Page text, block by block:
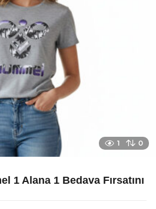
1 0
1 Alana 1 Bedava Fırsatını